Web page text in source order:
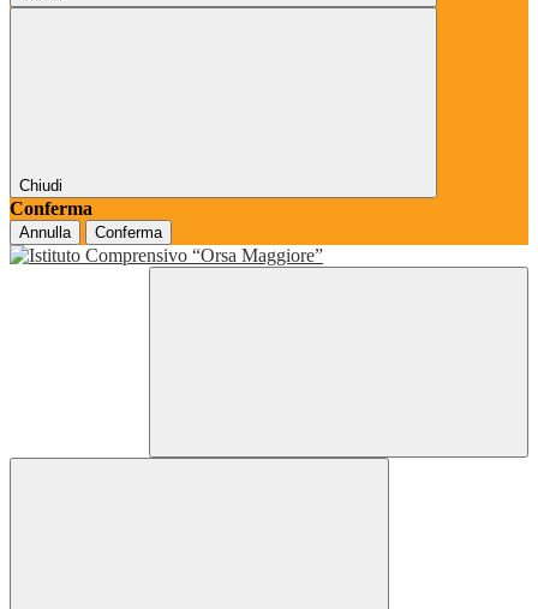
Chiudi
Conferma
Annulla Conferma